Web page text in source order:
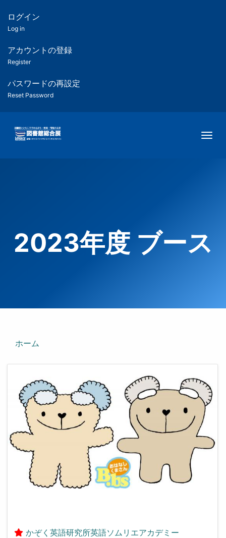
ツ
匿
名
ユ
ー
ー
用
メ
ログイン
Log in
アカウントの登録
Register
パスワードの再設定
Reset Password
2023年度 ブース
ホーム
かぞく英語研究所英語ソムリエアカデミー